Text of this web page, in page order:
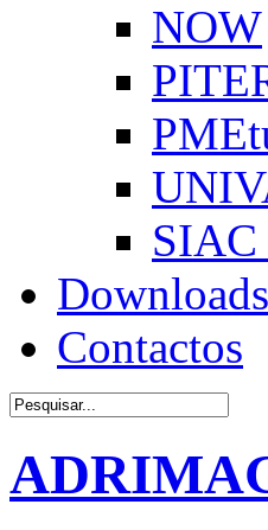
NOW
Downloads
Contactos